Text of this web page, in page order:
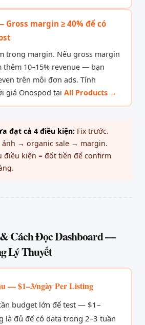
margin ≥ 40% để có
trong margin. Nếu gross margin
thêm 10–15% revenue — bạn
trên mỗi đơn ads. Tính
giá Onospod tại All Products →
đạt cả 4 điều kiện: Fix trước.
ảnh → organic sale → margin.
điều kiện = đốt tiền để confirm
Cách Đọc Dashboard —
Lý Thuyết
— $1–3/ngày Per Listing
budget lớn để test — $1–
là đủ để có data trong 2–3 tuần